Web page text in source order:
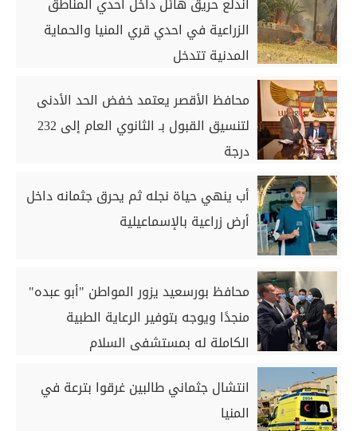
الزراعية في احدي قري المنيا والحماية
المدنية تتدخل
محافظ الأقصر يعتمد خفض الحد الأدنى
لتنسيق القبول بـ الثانوي العام إلى 232
درجة
أب ينهي حياة نجله ثم يحرق جثمانه داخل
أرض زراعية بالإسماعيلية
محافظ بورسعيد يزور المواطن "أبو عبده"
منجدًا ويوجه بتوفير الرعاية الطبية
الكاملة له بمستشفى السلام
انتشال جثماني طالبين غرقوا بترعة في
المنيا